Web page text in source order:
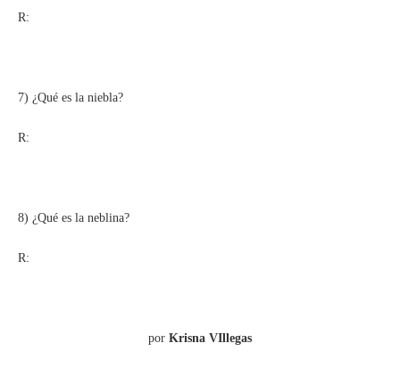
R:
7) ¿Qué es la niebla?
R:
8) ¿Qué es la neblina?
R:
por Krisna VIllegas